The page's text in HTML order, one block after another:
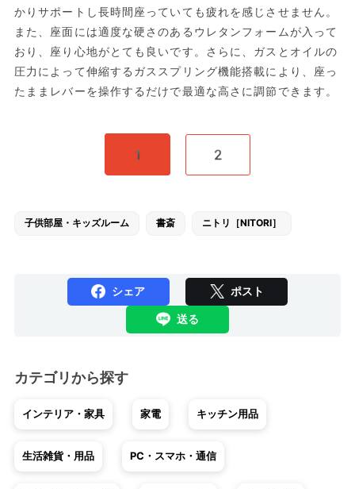
かりサポートし長時間座っていても疲れを感じさせません。
また、座面には適度な硬さのあるウレタンフォームが入って
おり、座り心地がとても良いです。さらに、ガスとオイルの
圧力によって伸縮するガススプリング機能搭載により、座っ
たままレバーを操作するだけで最適な高さに調節できます。
1 2
子供部屋・キッズルーム 書斎 ニトリ［NITORI］
シェア ポスト
送る
カテゴリから探す
インテリア・家具 家電 キッチン用品
生活雑貨・用品 PC・スマホ・通信